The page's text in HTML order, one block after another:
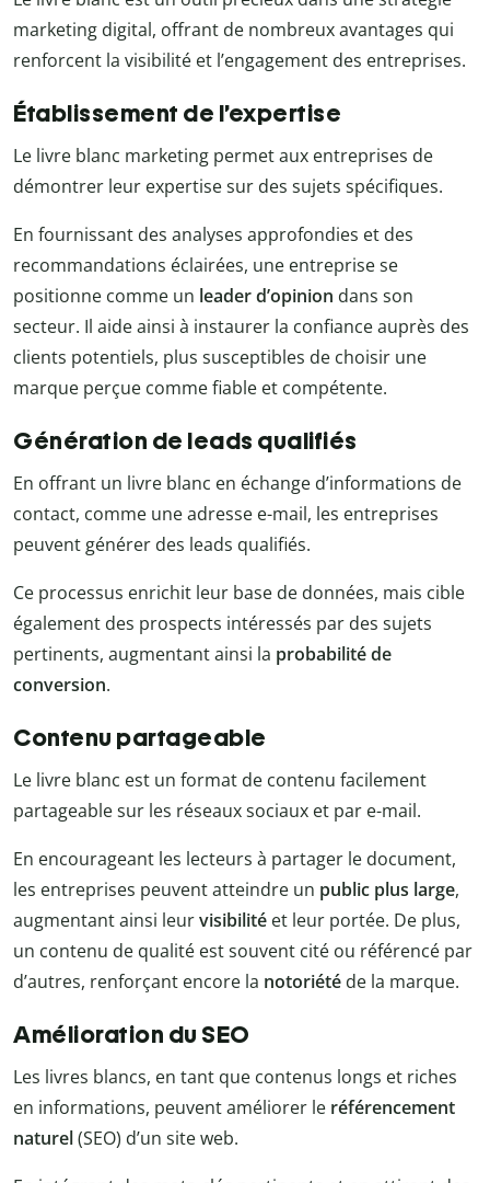
marketing digital, offrant de nombreux avantages qui
renforcent la visibilité et l’engagement des entreprises.
Établissement de l’expertise
Le livre blanc marketing permet aux entreprises de
démontrer leur expertise sur des sujets spécifiques.
En fournissant des analyses approfondies et des
recommandations éclairées, une entreprise se
positionne comme un leader d’opinion dans son
secteur. Il aide ainsi à instaurer la confiance auprès des
clients potentiels, plus susceptibles de choisir une
marque perçue comme fiable et compétente.
Génération de leads qualifiés
En offrant un livre blanc en échange d’informations de
contact, comme une adresse e-mail, les entreprises
peuvent générer des leads qualifiés.
Ce processus enrichit leur base de données, mais cible
également des prospects intéressés par des sujets
pertinents, augmentant ainsi la probabilité de
conversion.
Contenu partageable
Le livre blanc est un format de contenu facilement
partageable sur les réseaux sociaux et par e-mail.
En encourageant les lecteurs à partager le document,
les entreprises peuvent atteindre un public plus large,
augmentant ainsi leurvisibilité et leur portée. De plus,
un contenu de qualité est souvent cité ou référencé par
d’autres, renforçant encore la notoriété de la marque.
Amélioration du SEO
Les livres blancs, en tant que contenus longs et riches
en informations, peuvent améliorer le référencement
naturel(SEO) d’un site web.